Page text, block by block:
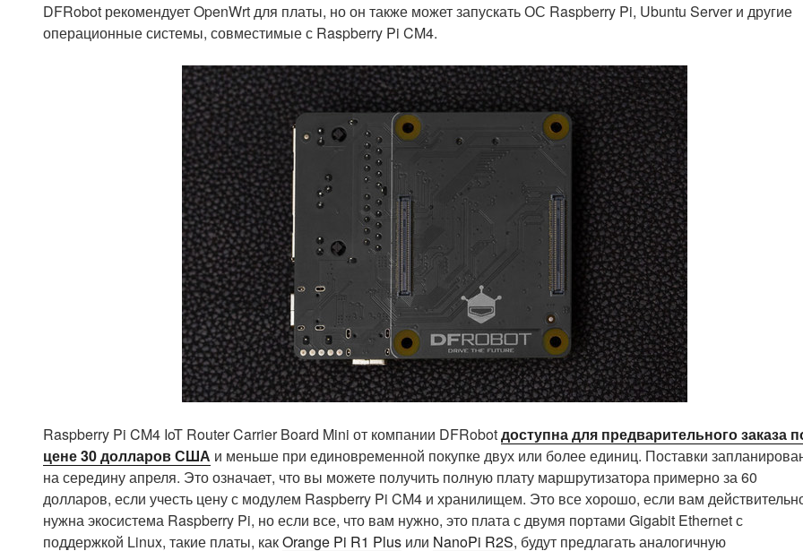
DFRobot рекомендует OpenWrt для платы, но он также может запускать ОС Raspberry Pi, Ubuntu Server и другие
операционные системы, совместимые с Raspberry Pi CM4.
Raspberry Pi CM4 IoT Router Carrier Board Mini от компании DFRobotдоступна для предварительного заказа
цене 30 долларов США и меньше при единовременной покупке двух или более единиц. Поставки
на середину апреля. Это означает, что вы можете получить полную плату маршрутизатора примерно за 60
долларов, если учесть цену с модулем Raspberry Pi CM4 и хранилищем. Это все хорошо, если вам
нужна экосистема Raspberry Pi, но если все, что вам нужно, это плата с двумя портами Gigabit Ethernet с
поддержкой Linux, такие платы, какOrange Pi R1 Plus или NanoPi R2S, будут предлагать аналогичную